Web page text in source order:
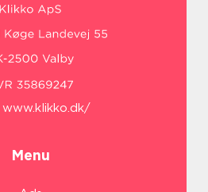
www.klikko.dk/
Menu